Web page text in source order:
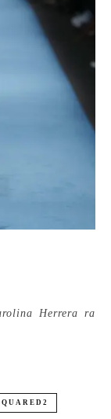
Herrera ra